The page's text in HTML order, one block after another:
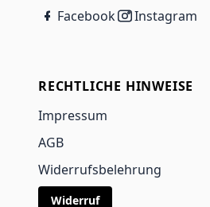
Facebook
Instagram
RECHTLICHE HINWEISE
Impressum
AGB
Widerrufsbelehrung
Widerruf